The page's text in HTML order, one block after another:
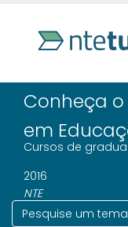
Conheça
em
Cursos de
2016
NTE